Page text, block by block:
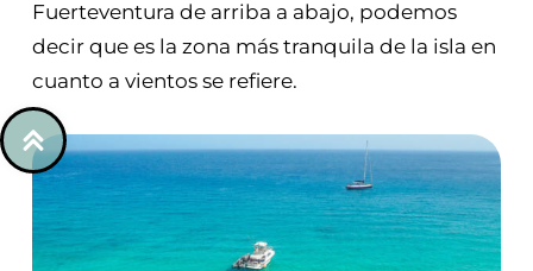
Fuerteventura de arriba a abajo, podemos
decir que es la zona más tranquila de la isla en
cuanto a vientos se refiere.